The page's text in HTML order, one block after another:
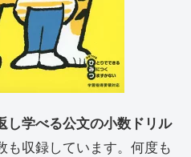
し学べる公文の小数ドリル
も収録しています。何度も